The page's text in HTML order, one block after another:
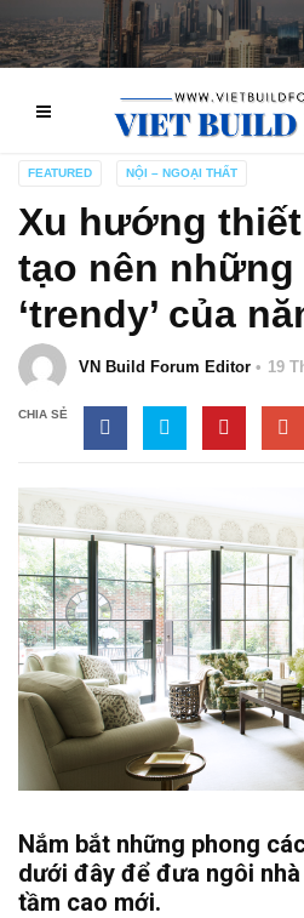
FEATURED NỘI – NGOẠI THẤT
Xu hướng
tạo nên
‘trendy’ của
VN Build Forum Editor 19
CHIA SẺ
Nắm bắt những phong
dưới đây để đưa ngôi
tầm cao mới.